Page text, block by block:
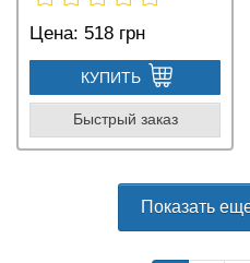
Цена: 518 грн
КУПИТЬ
Быстрый заказ
Показать